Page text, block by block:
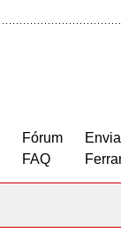
Fórum
FAQ